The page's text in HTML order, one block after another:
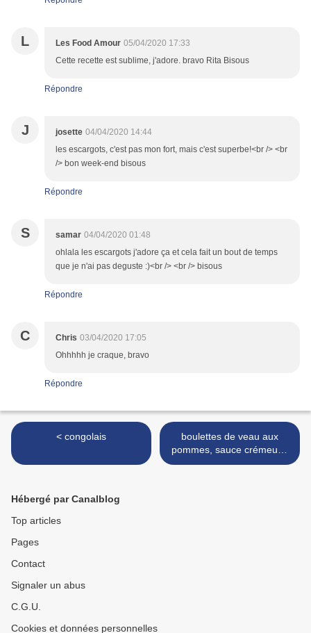
L Les Food Amour 05/04/2020 17:33
Cette recette est sublime, j'adore. bravo Rita Bisous
Répondre
J josette 04/04/2020 14:44
les escargots, c'est pas mon fort, mais c'est superbe!<br /> <br
/> bon week-end bisous
Répondre
S samar 04/04/2020 01:48
ohlala les escargots j'adore ça et cela fait un bout de temps
que je n'ai pas deguste :)<br /> <br /> bisous
Répondre
C Chris 03/04/2020 17:05
Ohhhhh je craque, bravo
Répondre
< congolais
boulettes de veau aux
pommes, sauce crémeuse
au cidre >
Hébergé par Canalblog
Top articles
Pages
Contact
Signaler un abus
C.G.U.
Cookies et données personnelles